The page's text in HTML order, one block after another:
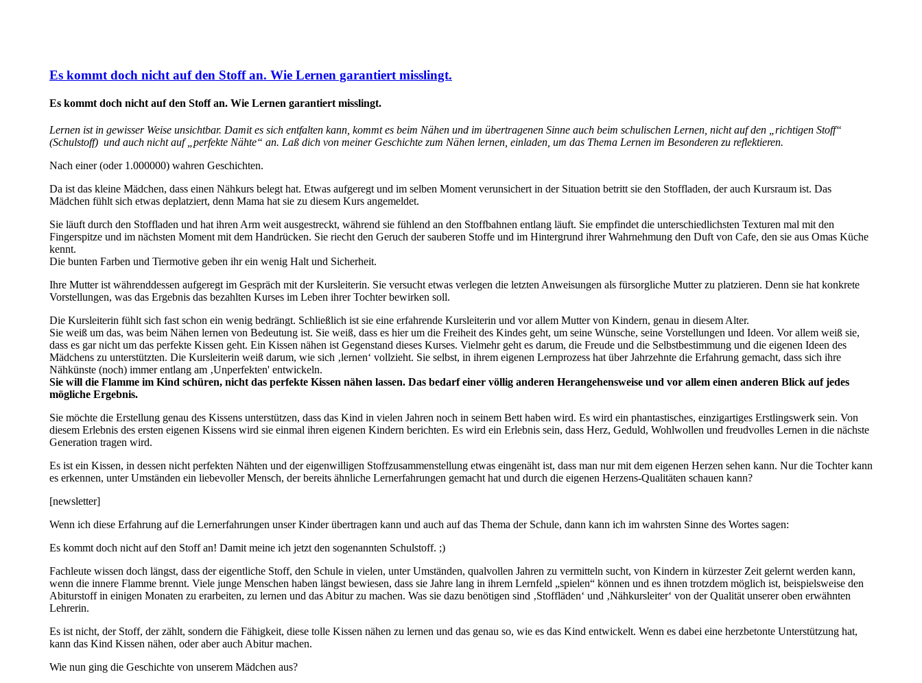
Es kommt doch nicht auf den Stoff an. Wie Lernen garantiert misslingt.
Es kommt doch nicht auf den Stoff an. Wie Lernen garantiert misslingt.
Lernen ist in gewisser Weise unsichtbar. Damit es sich entfalten kann, kommt es beim Nähen und im übertragenen Sinne auch beim schulischen Lernen, nicht auf den „richtigen Stoff“
(Schulstoff) und auch nicht auf „perfekte Nähte“ an. Laß dich von meiner Geschichte zum Nähen lernen, einladen, um das Thema Lernen im Besonderen zu reflektieren.
Nach einer (oder 1.000000) wahren Geschichten.
Da ist das kleine Mädchen, dass einen Nähkurs belegt hat. Etwas aufgeregt und im selben Moment verunsichert in der Situation betritt sie den Stoffladen, der auch Kursraum ist. Das
Mädchen fühlt sich etwas deplatziert, denn Mama hat sie zu diesem Kurs angemeldet.
Sie läuft durch den Stoffladen und hat ihren Arm weit ausgestreckt, während sie fühlend an den Stoffbahnen entlang läuft. Sie empfindet die unterschiedlichsten Texturen mal mit den
Fingerspitze und im nächsten Moment mit dem Handrücken. Sie riecht den Geruch der sauberen Stoffe und im Hintergrund ihrer Wahrnehmung den Duft von Cafe, den sie aus Omas Küche
kennt.
Die bunten Farben und Tiermotive geben ihr ein wenig Halt und Sicherheit.
Ihre Mutter ist währenddessen aufgeregt im Gespräch mit der Kursleiterin. Sie versucht etwas verlegen die letzten Anweisungen als fürsorgliche Mutter zu platzieren. Denn sie hat konkrete
Vorstellungen, was das Ergebnis das bezahlten Kurses im Leben ihrer Tochter bewirken soll.
Die Kursleiterin fühlt sich fast schon ein wenig bedrängt. Schließlich ist sie eine erfahrende Kursleiterin und vor allem Mutter von Kindern, genau in diesem Alter.
Sie weiß um das, was beim Nähen lernen von Bedeutung ist. Sie weiß, dass es hier um die Freiheit des Kindes geht, um seine Wünsche, seine Vorstellungen und Ideen. Vor allem weiß sie,
dass es gar nicht um das perfekte Kissen geht. Ein Kissen nähen ist Gegenstand dieses Kurses. Vielmehr geht es darum, die Freude und die Selbstbestimmung und die eigenen Ideen des
Mädchens zu unterstützten. Die Kursleiterin weiß darum, wie sich ‚lernen‘ vollzieht. Sie selbst, in ihrem eigenen Lernprozess hat über Jahrzehnte die Erfahrung gemacht, dass sich ihre
Nähkünste (noch) immer entlang am ‚Unperfekten' entwickeln.
Sie will die Flamme im Kind schüren, nicht das perfekte Kissen nähen lassen. Das bedarf einer völlig anderen Herangehensweise und vor allem einen anderen Blick auf jedes
mögliche Ergebnis.
Sie möchte die Erstellung genau des Kissens unterstützen, dass das Kind in vielen Jahren noch in seinem Bett haben wird. Es wird ein phantastisches, einzigartiges Erstlingswerk sein. Von
diesem Erlebnis des ersten eigenen Kissens wird sie einmal ihren eigenen Kindern berichten. Es wird ein Erlebnis sein, dass Herz, Geduld, Wohlwollen und freudvolles Lernen in die nächste
Generation tragen wird.
Es ist ein Kissen, in dessen nicht perfekten Nähten und der eigenwilligen Stoffzusammenstellung etwas eingenäht ist, dass man nur mit dem eigenen Herzen sehen kann. Nur die Tochter kann
es erkennen, unter Umständen ein liebevoller Mensch, der bereits ähnliche Lernerfahrungen gemacht hat und durch die eigenen Herzens-Qualitäten schauen kann?
[newsletter]
Wenn ich diese Erfahrung auf die Lernerfahrungen unser Kinder übertragen kann und auch auf das Thema der Schule, dann kann ich im wahrsten Sinne des Wortes sagen:
Es kommt doch nicht auf den Stoff an! Damit meine ich jetzt den sogenannten Schulstoff. ;)
Fachleute wissen doch längst, dass der eigentliche Stoff, den Schule in vielen, unter Umständen, qualvollen Jahren zu vermitteln sucht, von Kindern in kürzester Zeit gelernt werden kann,
wenn die innere Flamme brennt. Viele junge Menschen haben längst bewiesen, dass sie Jahre lang in ihrem Lernfeld „spielen“ können und es ihnen trotzdem möglich ist, beispielsweise den
Abiturstoff in einigen Monaten zu erarbeiten, zu lernen und das Abitur zu machen. Was sie dazu benötigen sind ‚Stoffläden‘ und ‚Nähkursleiter‘ von der Qualität unserer oben erwähnten
Lehrerin.
Es ist nicht, der Stoff, der zählt, sondern die Fähigkeit, diese tolle Kissen nähen zu lernen und das genau so, wie es das Kind entwickelt. Wenn es dabei eine herzbetonte Unterstützung hat,
kann das Kind Kissen nähen, oder aber auch Abitur machen.
Wie nun ging die Geschichte von unserem Mädchen aus?